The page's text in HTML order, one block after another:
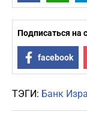
Подписаться на
facebook
ТЭГИ: Банк